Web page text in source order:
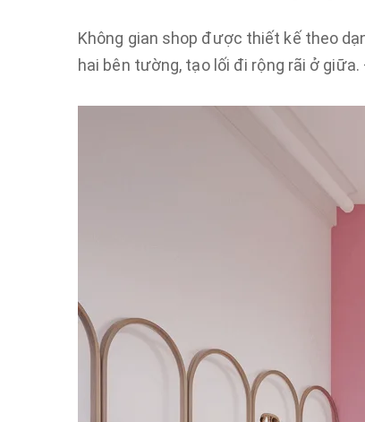
Không gian shop được thiết kế theo
hai bên tường, tạo lối đi rộng rãi ở